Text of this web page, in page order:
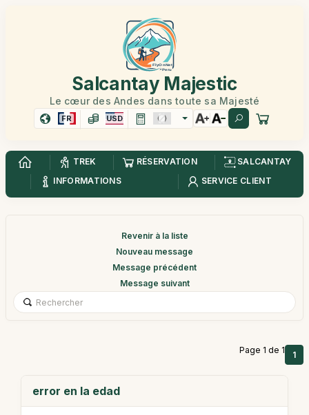
Salcantay Majestic
Le cœur des Andes dans toute sa Majesté
FR USD
TREK RÉSERVATION
SALCANTAY
INFORMATIONS
SERVICE CLIENT
Revenir à la liste
Nouveau message
Message précédent
Message suivant
Page 1 de 1 1
error en la edad